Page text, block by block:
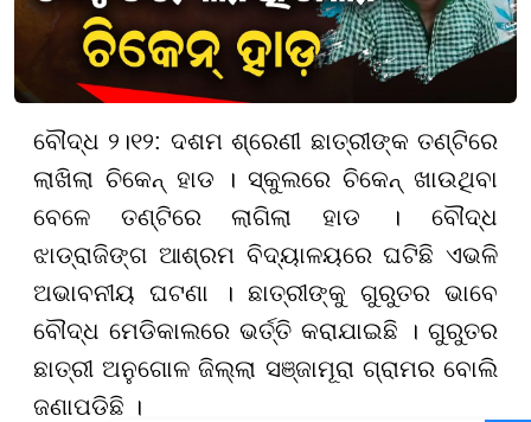
ବୌଦ୍ଧ ୨।୧୨: ଦଶମ ଶ୍ରେଣୀ ଛାତ୍ରୀଙ୍କ ତଣ୍ଟିରେ
ଲାଖିଲା ଚିକେନ୍ ହାଡ । ସ୍କୁଲରେ ଚିକେନ୍ ଖାଉଥିବା
ବେଳେ ତଣ୍ଟିରେ ଲାଗିଲା ହାଡ । ବୌଦ୍ଧ
ଝାଡ୍ରାଜିଙ୍ଗ ଆଶ୍ରମ ବିଦ୍ୟାଳୟରେ ଘଟିଛି ଏଭଳି
ଅଭାବନୀୟ ଘଟଣା । ଛାତ୍ରୀଙ୍କୁ ଗୁରୁତର ଭାବେ
ବୌଦ୍ଧ ମେଡିକାଲରେ ଭର୍ତ୍ତି କରାଯାଇଛି । ଗୁରୁତର
ଛାତ୍ରୀ ଅନୁଗୋଳ ଜିଲ୍ଲା ସଞ୍ଜାମୂରା ଗ୍ରାମର ବୋଲି
ଜଣାପଡିଛି ।